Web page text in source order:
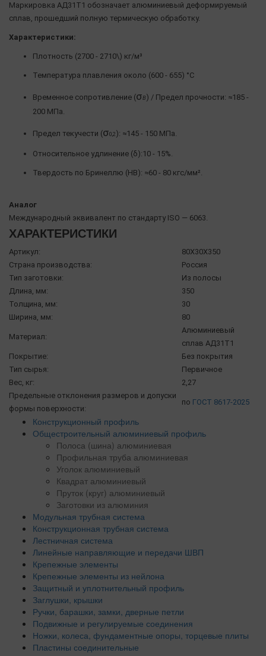
Маркировка АД31Т1 обозначает алюминиевый деформируемый
сплав, прошедший полную термическую обработку.
Характеристики:
Плотность (2700 - 2710\) кг/м³
Температура плавления около (600 - 655) °C
Временное сопротивление (σΒ) / Предел прочности: ≈185 -
200 МПа.
Предел текучести (σ0,2): ≈145 - 150 МПа.
Относительное удлинение (δ):10 - 15%.
Твердость по Бринеллю (HB): ≈60 - 80 кгс/мм².
Аналог
Международный эквивалент по стандарту ISO — 6063.
ХАРАКТЕРИСТИКИ
Артикул:
80X30X350
Страна производства:
Россия
Тип заготовки:
Из полосы
Длина, мм:
350
Толщина, мм:
30
Ширина, мм:
80
Материал:
Алюминиевый
сплав АД31Т1
Покрытие:
Без покрытия
Тип сырья:
Первичное
Вес, кг:
2,27
Предельные отклонения размеров и допуски
формы поверхности:
по ГОСТ 8617-2025
Конструкционный профиль
Общестроительный алюминиевый профиль
Полоса (шина) алюминиевая
Профильная труба алюминиевая
Уголок алюминиевый
Квадрат алюминиевый
Пруток (круг) алюминиевый
Заготовки из алюминия
Модульная трубная система
Конструкционная трубная система
Лестничная система
Линейные направляющие и передачи ШВП
Крепежные элементы
Крепежные элементы из нейлона
Защитный и уплотнительный профиль
Заглушки, крышки
Ручки, барашки, замки, дверные петли
Подвижные и регулируемые соединения
Ножки, колеса, фундаментные опоры, торцевые плиты
Пластины соединительные